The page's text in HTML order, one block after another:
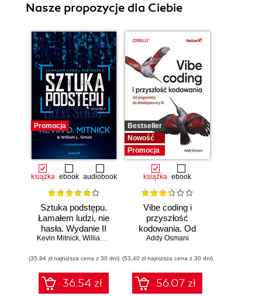
Nasze propozycje dla Ciebie
Promocja
książka ebook audiobook
Sztuka podstępu.
Łamałem ludzi, nie
hasła. Wydanie II
Kevin Mitnick, William L. Simon
(35,94 zł najniższa cena z 30 dni)
36.54 zł
Bestseller
Nowość
Promocja
książka ebook
Vibe coding i
przyszłość
kodowania. Od
programisty do
Addy Osmani
(53,40 zł najniższa cena z 30 dni)
56.07 zł